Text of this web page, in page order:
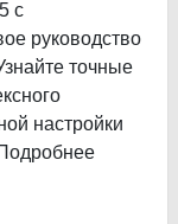
с
руководство
точные
настройки